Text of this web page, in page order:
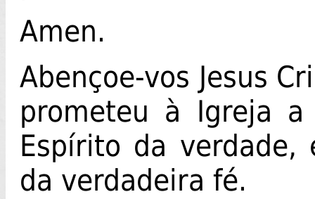
Amen.
Abençoe-vos Jesus
prometeu à Igreja a
Espírito da verdade,
da verdadeira fé.